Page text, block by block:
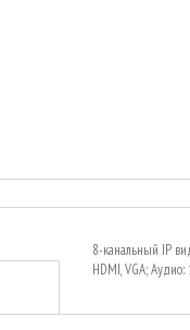
8-канальный IP
HDMI, VGA;